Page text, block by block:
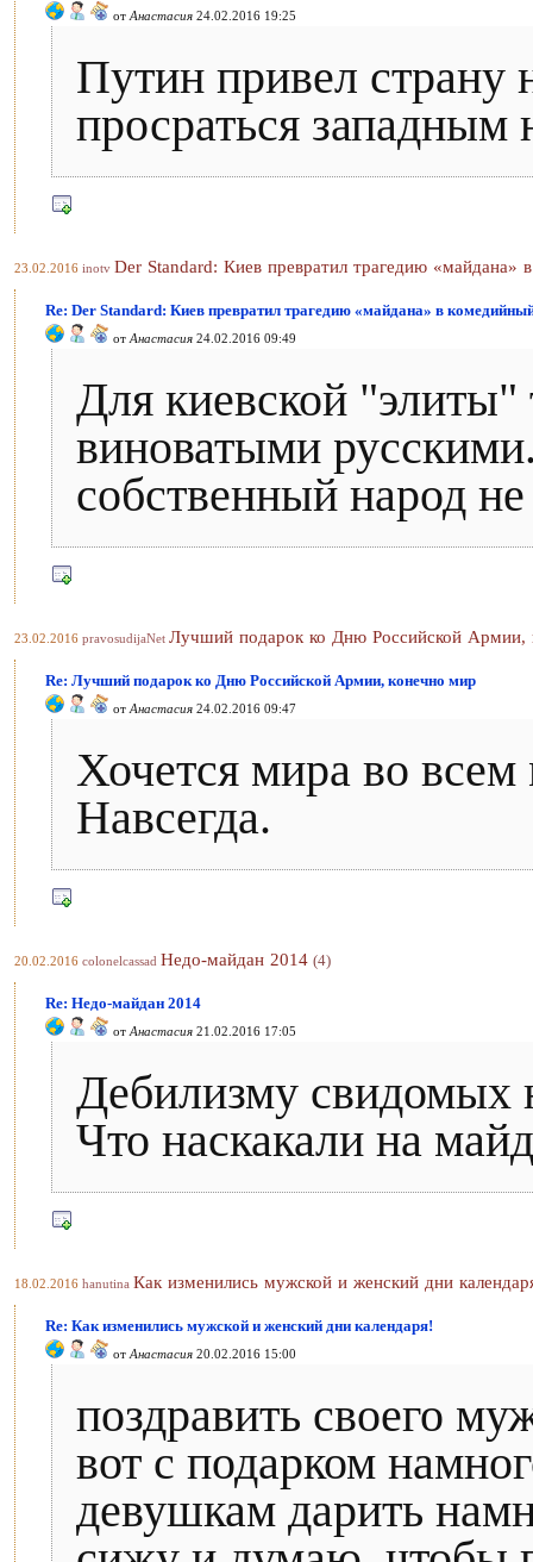
от Анастасия 24.02.2016 19:25
Путин привел страну
просраться западным
23.02.2016 inotv Der Standard: Киев превратил трагедию «майдана»
Re: Der Standard: Киев превратил трагедию «майдана» в
от Анастасия 24.02.2016 09:49
Для киевской "элиты"
виноватыми
собственный народ
23.02.2016 pravosudijaNet Лучший подарок ко Дню Российской Армии,
Re: Лучший подарок ко Дню Российской Армии, конечно мир
от Анастасия 24.02.2016 09:47
Хочется мира во
Навсегда.
20.02.2016 colonelcassad Недо-майдан 2014 (4)
Re: Недо-майдан 2014
от Анастасия 21.02.2016 17:05
Дебилизму свидомых
Что наскакали на
18.02.2016 hanutina Как изменились мужской и женский дни
Re: Как изменились мужской и женский дни календаря!
от Анастасия 20.02.2016 15:00
поздравить своего
вот с подарком
девушкам дарить